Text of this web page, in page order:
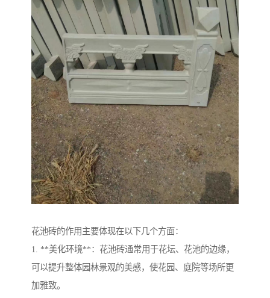
花池砖的作用主要体现在以下几个方面：
1. **美化环境**：花池砖通常用于花坛、花池的边缘，
可以提升整体园林景观的美感，使花园、庭院等场所更
加雅致。